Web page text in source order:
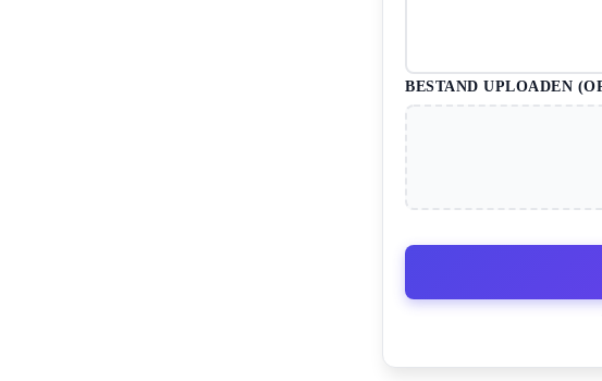
BESTAND UPLOADEN